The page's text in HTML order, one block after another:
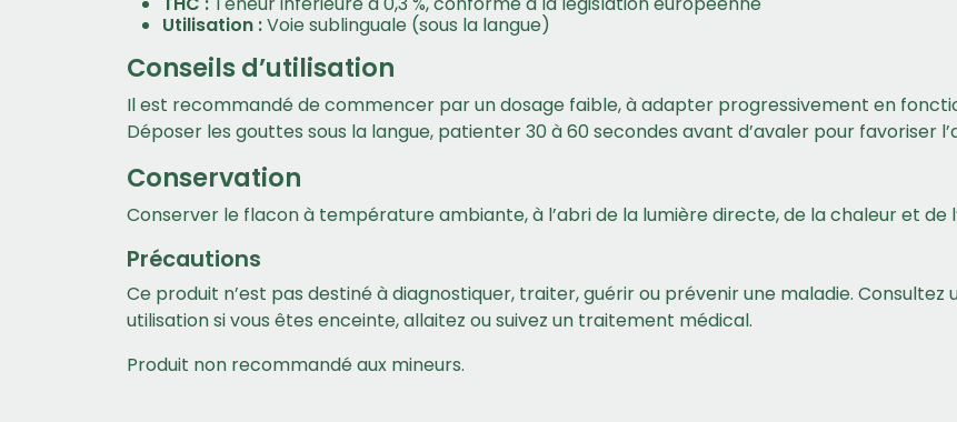
Utilisation :Voie sublinguale (sous la langue)
Conseils d’utilisation
Il est recommandé de commencer par un dosage faible, à adapter progressivement en
Déposer les gouttes sous la langue, patienter 30 à 60 secondes avant d’avaler pour favoriser
Conservation
Conserver le flacon à température ambiante, à l’abri de la lumière directe, de la chaleur et de
Précautions
Ce produit n’est pas destiné à diagnostiquer, traiter, guérir ou prévenir une maladie.
utilisation si vous êtes enceinte, allaitez ou suivez un traitement médical.
Produit non recommandé aux mineurs.